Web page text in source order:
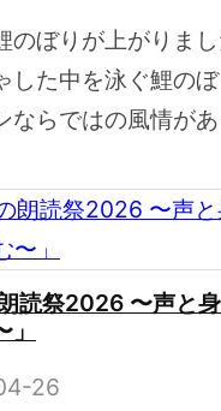
のぼりが上がりま
した中を泳ぐ鯉の
ならではの風情が
朗読祭2026 〜声と
26